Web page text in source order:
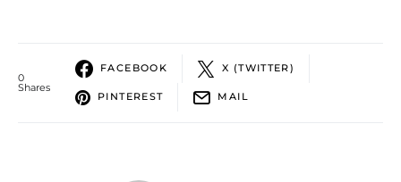
0
Shares
FACEBOOK X (TWITTER)
PINTEREST MAIL